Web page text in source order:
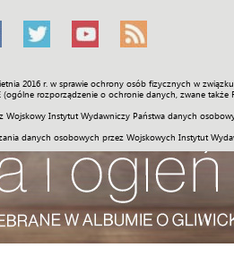
2016 r. w sprawie ochrony osób fizycznych w
rozporządzenie o ochronie danych, zwane także
Instytut Wydawniczy Państwa danych
danych osobowych przez Wojskowych Instytut
Historia Galerie Wideo